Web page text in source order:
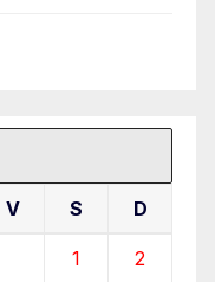
V S D
1 2